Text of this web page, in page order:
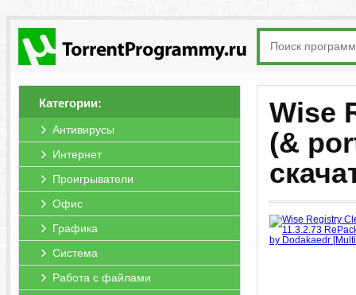
Категории:
Антивирусы
Интернет
Проигрыватели
Офис
Графика
Система
Работа с файлами
Wise
(&